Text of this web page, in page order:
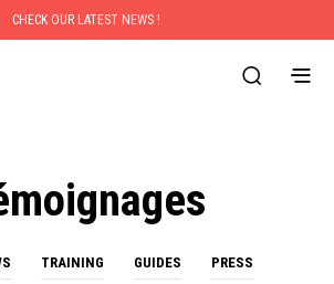
CHECK OUR LATEST NEWS !
TRAINING GUIDES PRESS